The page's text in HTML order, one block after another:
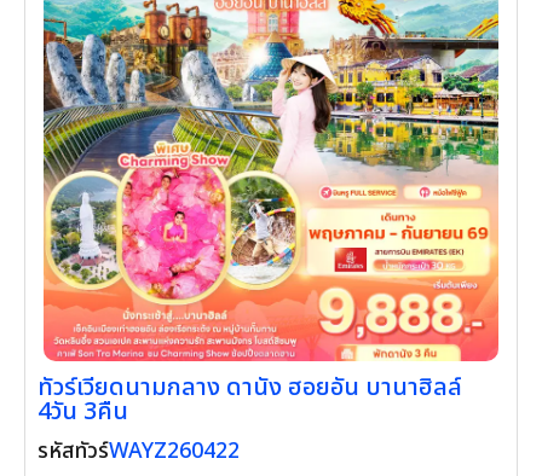
ทัวร์เวียดนามกลาง ดานัง ฮอยอัน บานาฮิลล์
4วัน 3คืน
รหัสทัวร์WAYZ260422